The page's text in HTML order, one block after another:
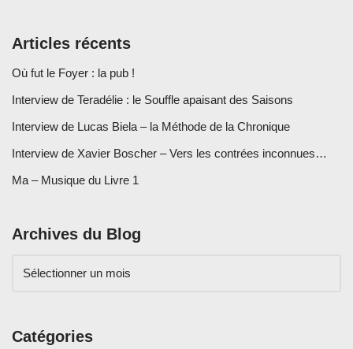
Articles récents
Où fut le Foyer : la pub !
Interview de Teradélie : le Souffle apaisant des Saisons
Interview de Lucas Biela – la Méthode de la Chronique
Interview de Xavier Boscher – Vers les contrées inconnues…
Ma – Musique du Livre 1
Archives du Blog
Catégories